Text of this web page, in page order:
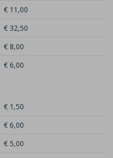
€ 11,00
€ 32,50
€ 8,00
€ 6,00
€ 1,50
€ 6,00
€ 5,00